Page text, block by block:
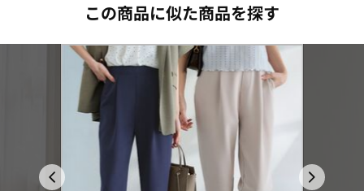
この商品に似た商品を探す